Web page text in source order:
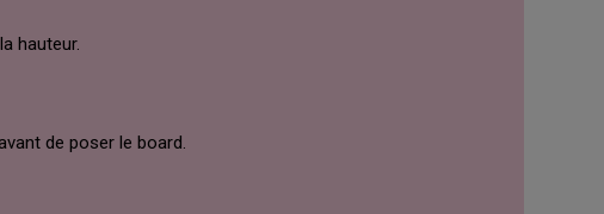
hauteur.
de poser le board.